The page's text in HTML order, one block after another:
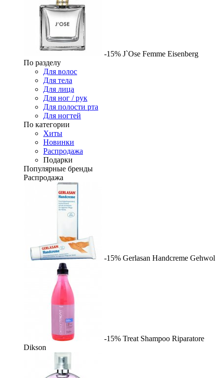
-15% J`Ose Femme Eisenberg
По разделу
Для волос
Для тела
Для лица
Для ног / рук
Для полости рта
Для ногтей
По категории
Хиты
Новинки
Распродажа
Подарки
Популярные бренды
Распродажа
-15% Gerlasan Handcreme Gehwol
-15% Treat Shampoo Riparatore
Dikson